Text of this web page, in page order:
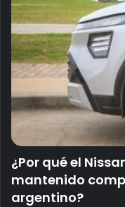
¿Por qué el
mantenido
argentino?